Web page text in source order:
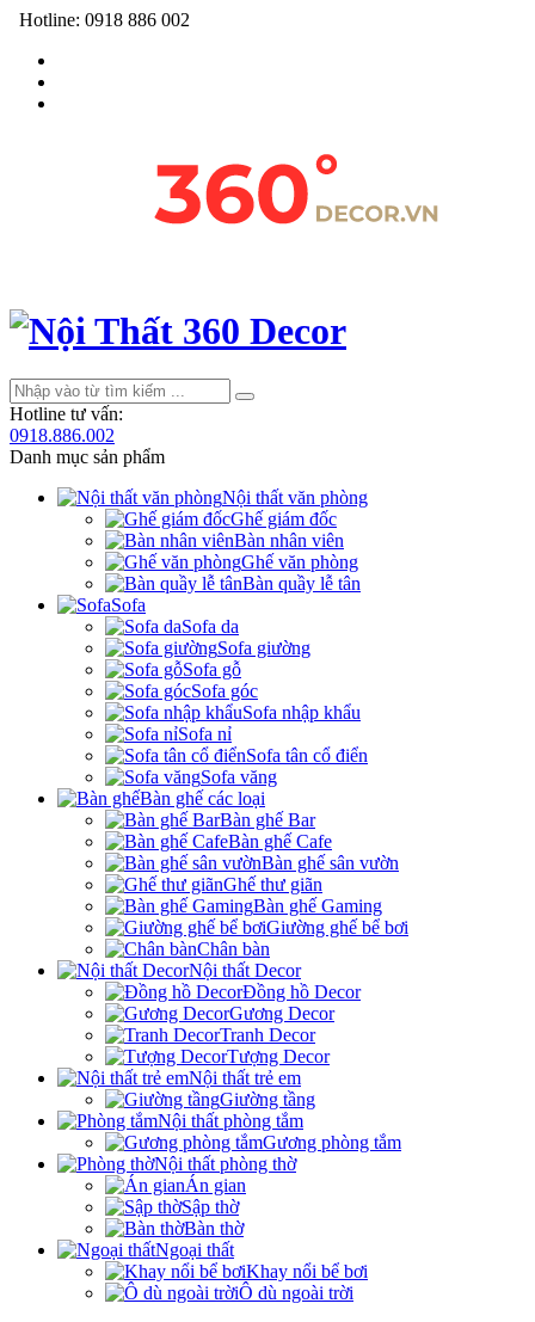
Hotline: 0918 886 002
Hotline tư vấn:
0918.886.002
Danh mục sản phẩm
Nội thất văn phòng
Ghế giám đốc
Bàn nhân viên
Ghế văn phòng
Bàn quầy lễ tân
Sofa
Sofa da
Sofa giường
Sofa gỗ
Sofa góc
Sofa nhập khẩu
Sofa nỉ
Sofa tân cổ điển
Sofa văng
Bàn ghế các loại
Bàn ghế Bar
Bàn ghế Cafe
Bàn ghế sân vườn
Ghế thư giãn
Bàn ghế Gaming
Giường ghế bể bơi
Chân bàn
Nội thất Decor
Đồng hồ Decor
Gương Decor
Tranh Decor
Tượng Decor
Nội thất trẻ em
Giường tầng
Nội thất phòng tắm
Gương phòng tắm
Nội thất phòng thờ
Án gian
Sập thờ
Bàn thờ
Ngoại thất
Khay nổi bể bơi
Ô dù ngoài trời